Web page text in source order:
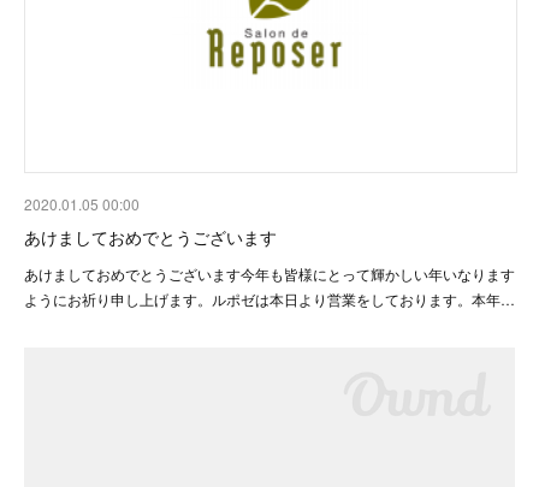
2020.01.05 00:00
あけましておめでとうございます
あけましておめでとうございます今年も皆様にとって輝かしい年いなります
ようにお祈り申し上げます。ルポゼは本日より営業をしております。本年…